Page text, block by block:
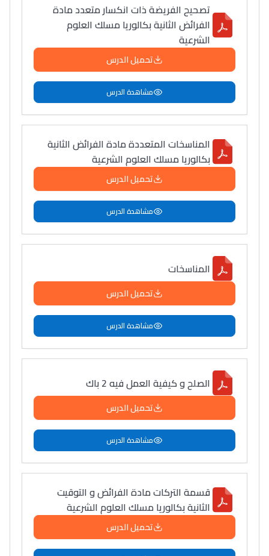
Lycée Maroc
التعليم الثانوي الإعدادي
Post-Bac
+ de 78 Sujets
Interviews/Vidéos
+ de 89 Interviews/Vidéos
دليل المهن
ما يزيد عن 149 مهنة
دليل التوجيه
التوجيه بالثانوي و الإعدادي
Ki Derti Liha
تصحيح الفريضة ذات انكسار متعدد مادة
الفرائض الثانية بكالوريا مسلك العلوم
الشرعية
تحميل الدرس
مشاهدة الدرس
المناسخات المتعددة مادة الفرائض الثانية
بكالوريا مسلك العلوم الشرعية
تحميل الدرس
مشاهدة الدرس
المناسخات
تحميل الدرس
مشاهدة الدرس
الصلح و كيفية العمل فيه 2 باك
تحميل الدرس
مشاهدة الدرس
قسمة التركات مادة الفرائض و التوقيت
الثانية بكالوريا مسلك العلوم الشرعية
تحميل الدرس